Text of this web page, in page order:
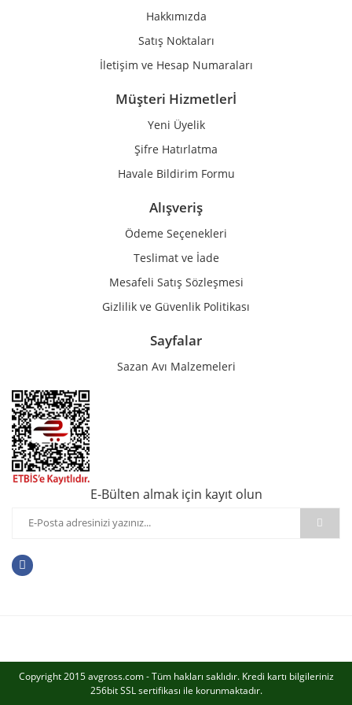
Gönder
Hakkımızda
Satış Noktaları
İletişim ve Hesap Numaraları
Müşteri Hizmetlerİ
Yeni Üyelik
Şifre Hatırlatma
Havale Bildirim Formu
Alışveriş
Ödeme Seçenekleri
Teslimat ve İade
Mesafeli Satış Sözleşmesi
Gizlilik ve Güvenlik Politikası
Sayfalar
Sazan Avı Malzemeleri
E-Bülten almak için kayıt olun
Copyright 2015 avgross.com - Tüm hakları saklıdır. Kredi kartı bilgileriniz
256bit SSL sertifikası ile korunmaktadır.